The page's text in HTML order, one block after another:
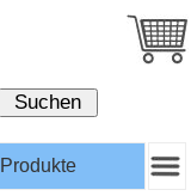
Produkte